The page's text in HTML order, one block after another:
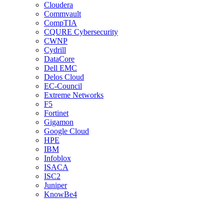
Cloudera
Commvault
CompTIA
CQURE Cybersecurity
CWNP
Cydrill
DataCore
Dell EMC
Delos Cloud
EC-Council
Extreme Networks
F5
Fortinet
Gigamon
Google Cloud
HPE
IBM
Infoblox
ISACA
ISC2
Juniper
KnowBe4